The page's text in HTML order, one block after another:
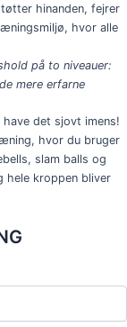
hinanden, fejrer
hvor alle
på to niveauer:
mere erfarne
det sjovt imens!
hvor du bruger
slam balls og
hele kroppen bliver